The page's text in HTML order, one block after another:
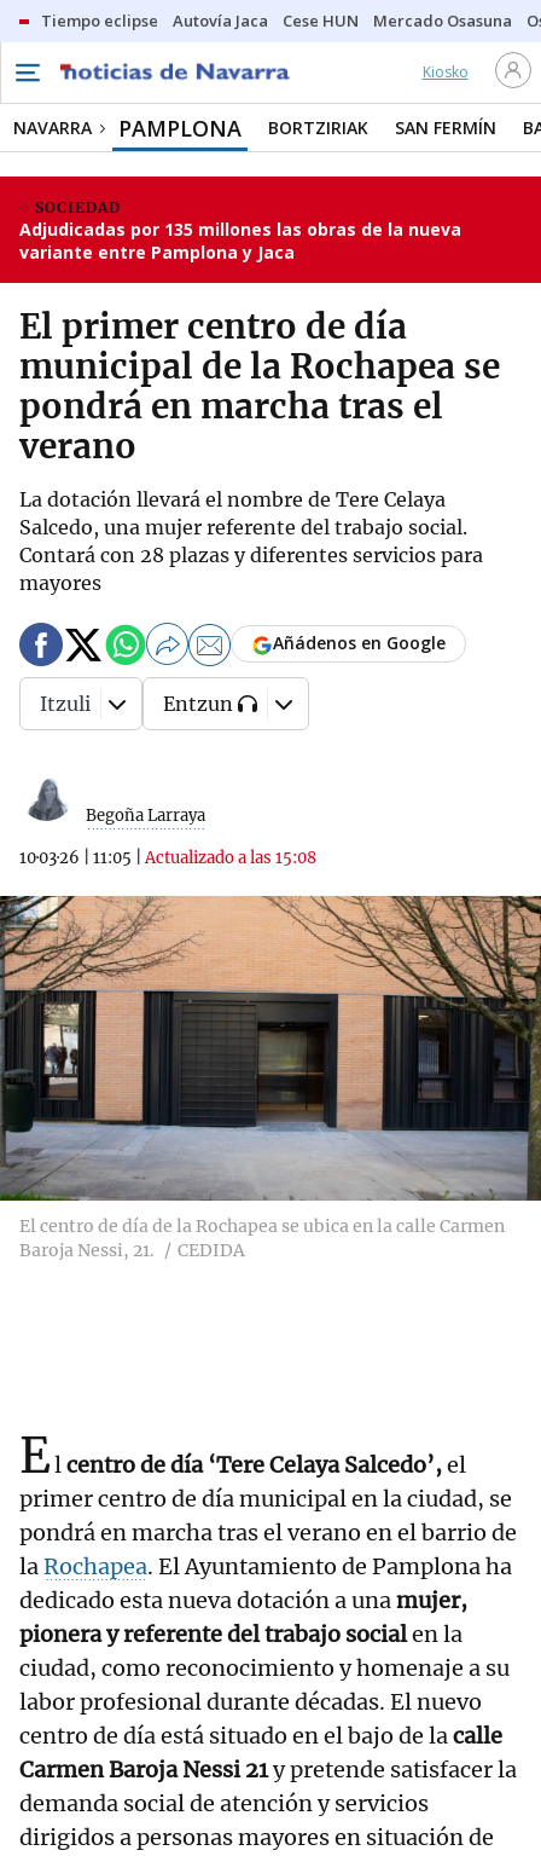
Tiempo eclipse Autovía Jaca Cese HUN Mercado Osasuna
Kiosko
NAVARRA PAMPLONA BORTZIRIAK SAN FERMÍN
SOCIEDAD
Adjudicadas por 135 millones las obras de la nueva
variante entre Pamplona y Jaca
El primer centro de día
municipal de la Rochapea se
pondrá en marcha tras el
verano
La dotación llevará el nombre de Tere Celaya
Salcedo, una mujer referente del trabajo social.
Contará con 28 plazas y diferentes servicios para
mayores
Begoña Larraya
10·03·26 11:05 |Actualizado a las 15:08
Añádenos en Google
Itzuli Entzun
El centro de día de la Rochapea se ubica en la calle Carmen
Baroja Nessi, 21.
CEDIDA
Elcentro de día ‘Tere Celaya Salcedo’,el
primer centro de día municipal en la ciudad, se
pondrá en marcha tras el verano en el barrio de
laRochapea. El Ayuntamiento de Pamplona ha
dedicado esta nueva dotación a unamujer,
pionera y referente del trabajo socialen la
ciudad, como reconocimiento y homenaje a su
labor profesional durante décadas. El nuevo
centro de día está situado en el bajo de lacalle
Carmen Baroja Nessi 21y pretende satisfacer la
demanda social de atención y servicios
dirigidos a personas mayores en situación de